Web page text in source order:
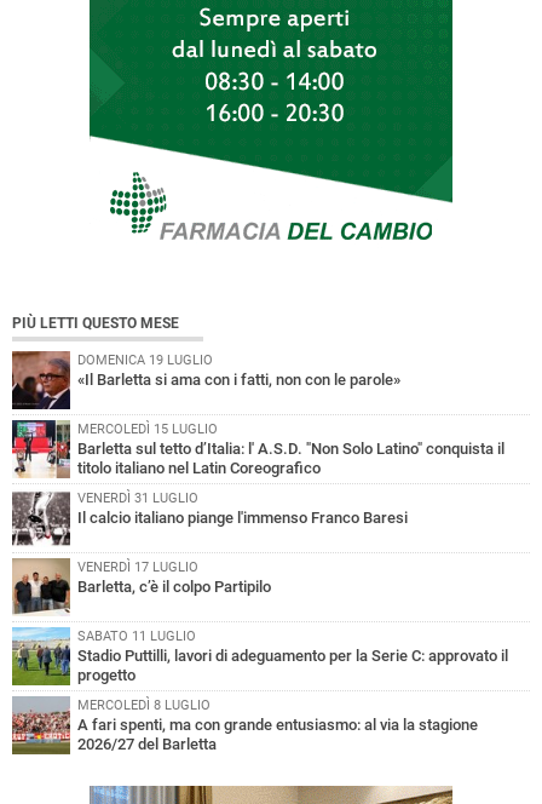
PIÙ LETTI QUESTO MESE
DOMENICA 19 LUGLIO
«Il Barletta si ama con i fatti, non con le parole»
MERCOLEDÌ 15 LUGLIO
Barletta sul tetto d’Italia: l' A.S.D. "Non Solo Latino" conquista il
titolo italiano nel Latin Coreografico
VENERDÌ 31 LUGLIO
Il calcio italiano piange l'immenso Franco Baresi
VENERDÌ 17 LUGLIO
Barletta, c’è il colpo Partipilo
SABATO 11 LUGLIO
Stadio Puttilli, lavori di adeguamento per la Serie C: approvato il
progetto
MERCOLEDÌ 8 LUGLIO
A fari spenti, ma con grande entusiasmo: al via la stagione
2026/27 del Barletta